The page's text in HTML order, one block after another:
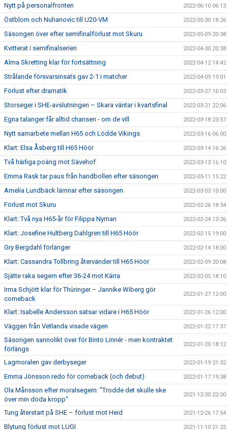
Nytt på personalfronten 2022-06-10 06:13
Östblom och Nuhanovic till U20-VM 2022-05-30 18:26
Säsongen över efter semifinalförlust mot Skuru 2022-05-09 20:38
Kvitterat i semifinalserien 2022-04-30 20:38
Alma Skretting klar för fortsättning 2022-04-12 14:42
Strålande försvarsinsats gav 2-1 i matcher 2022-04-09 19:01
Förlust efter dramatik 2022-03-27 16:03
Storseger i SHE-avslutningen – Skara väntar i kvartsfinal 2022-03-21 22:06
Egna talanger får alltid chansen - om de vill 2022-03-18 23:57
Nytt samarbete mellan H65 och Lödde Vikings 2022-03-16 06:00
Klart: Elsa Åsberg till H65 Höör 2022-03-14 16:26
Två härliga poäng mot Sävehof 2022-03-13 16:10
Emma Rask tar paus från handbollen efter säsongen 2022-03-11 15:22
Amelia Lundbäck lämnar efter säsongen 2022-03-03 10:00
Förlust mot Skuru 2022-02-26 18:34
Klart: Två nya H65-år för Filippa Nyman 2022-02-24 13:36
Klart: Josefine Hultberg Dahlgren till H65 Höör 2022-02-15 19:00
Gry Bergdahl förlänger 2022-02-14 18:00
Klart: Cassandra Tollbring återvänder till H65 Höör 2022-02-09 20:08
Sjätte raka segern efter 36-24 mot Kärra 2022-02-05 18:10
Irma Schjött klar för Thüringer – Jannike Wiberg gör
comeback
2022-01-27 12:00
Klart: Isabelle Andersson satsar vidare i H65 Höör 2022-01-26 12:00
Väggen från Vetlanda visade vägen 2022-01-22 17:37
Säsongen sannolikt över för Binto Linnér - men kontraktet
förlängs
2022-01-20 18:12
Lagmoralen gav derbyseger 2022-01-19 21:32
Emma Jönsson redo för comeback (och debut) 2022-01-17 19:38
Ola Månsson efter moralsegern: "Trodde det skulle ske
över min döda kropp"
2021-12-30 22:00
Tung återstart på SHE – förlust mot Heid 2021-12-26 17:54
Blytung förlust mot LUGI 2021-11-10 21:25